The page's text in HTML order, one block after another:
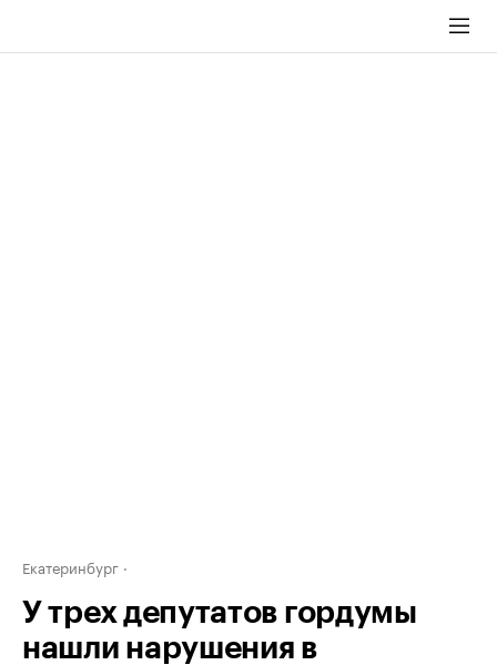
Екатеринбург
У трех депутатов гордумы
нашли нарушения в